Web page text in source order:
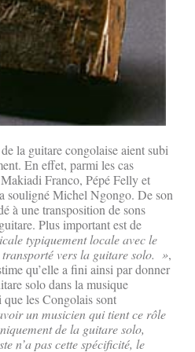
la guitare congolaise aient subi
En effet, parmi les cas
Franco, Pépé Felly et
souligné Michel Ngongo. De son
à une transposition de sons
Plus important est de
typiquement locale avec le
vers la guitare solo. »,
qu’elle a fini ainsi par donner
solo dans la musique
les Congolais sont
un musicienquitient ce rôle
de la guitare solo,
n’a pas cette spécificité, le